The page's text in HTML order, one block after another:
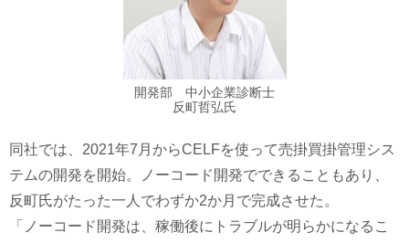
開発部 中小企業診断士
反町哲弘氏
同社では、2021年7月からCELFを使って売掛買掛管理シス
テムの開発を開始。ノーコード開発でできることもあり、
反町氏がたった一人でわずか2か月で完成させた。
「ノーコード開発は、稼働後にトラブルが明らかになるこ